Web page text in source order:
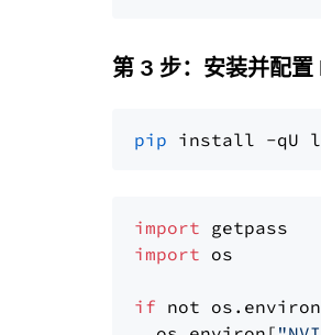
第 3 步：安装并配
pip
import
import os
if not